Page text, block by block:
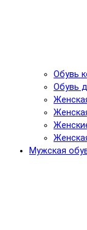
Обувь
Обувь
Мужская